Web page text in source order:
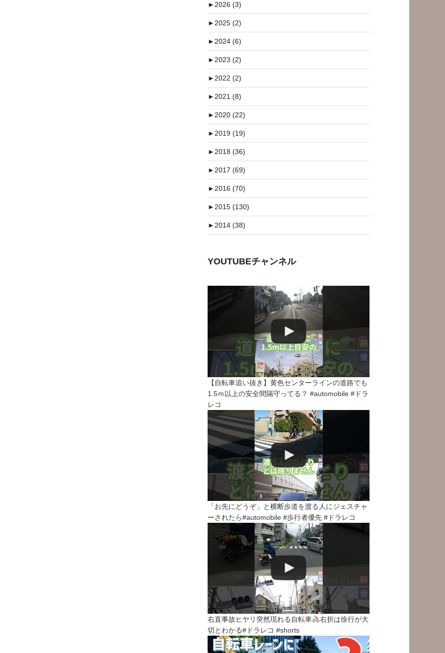
►2026 (3)
►2025 (2)
►2024 (6)
►2023 (2)
►2022 (2)
►2021 (8)
►2020 (22)
►2019 (19)
►2018 (36)
►2017 (69)
►2016 (70)
►2015 (130)
►2014 (38)
YOUTUBEチャンネル
【自転車追い抜き】黄色センターラインの道路でも
1.5ｍ以上の安全間隔守ってる？ #automobile #ドラ
レコ
「お先にどうぞ」と横断歩道を渡る人にジェスチャ
ーされたら#automobile #歩行者優先 #ドラレコ
右直事故ヒヤリ突然現れる自転車
右折は徐行が大
切とわかる#ドラレコ #shorts